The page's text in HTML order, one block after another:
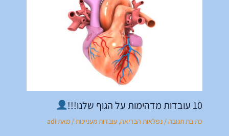
10 עובדות מדהימות על הגוף שלנו!!!
כתיבת תגובה/ נפלאות הבריאה, עובדות מעניינות/ מאתadi